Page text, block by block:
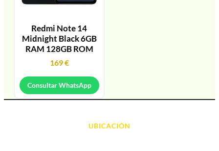
Redmi Note 14
Midnight Black 6GB
RAM 128GB ROM
169€
Consultar WhatsApp
UBICACIÓN